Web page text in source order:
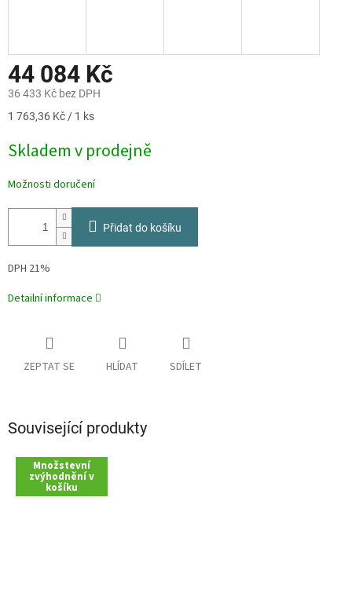
44 084 Kč
36 433 Kč bez DPH
Měrná
1 763,36 Kč / 1 ks
Skladem v prodejně
Možnosti doručení
Přidat do košíku
DPH 21%
Detailní informace
ZEPTAT SE HLÍDAT SDÍLET
Související produkty
Množstevní
zvýhodnění v
košíku